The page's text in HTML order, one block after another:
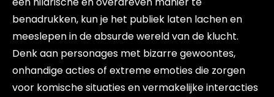
benadrukken, kun je het publiek laten lachen en
meeslepen in de absurde wereld van de klucht.
Denk aan personages met bizarre gewoontes,
onhandige acties of extreme emoties die zorgen
voor komische situaties en vermakelijke interacties